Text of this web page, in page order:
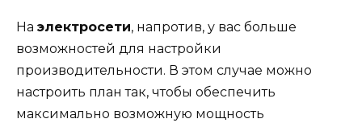
На электросети, напротив, у вас больше
возможностей для настройки
производительности. В этом случае можно
настроить план так, чтобы обеспечить
максимально возможную мощность